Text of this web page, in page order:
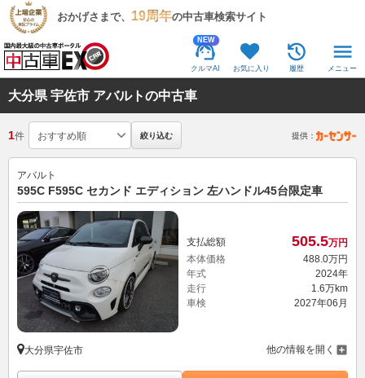
おかげさまで、 19周年の中古車検索サイト
NEW
クルマAI お気に入り 履歴 メニュー
大分県 宇佐市 アバルトの中古車
1件 絞り込む 提供：
アバルト
595C F595C セカンド エディション 左ハンドル45台限定車
支払総額 505.5万円
本体価格
488. 0万円
年式
2024年
走行
1.6万km
車検
2027年06月
大分県宇佐市 他の情報を開く